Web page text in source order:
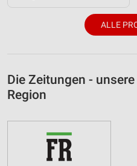
ALLE
Die Zeitungen -
Region